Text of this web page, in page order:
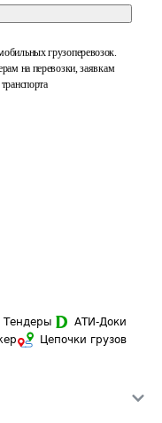
грузоперевозок.
на перевозки, заявкам
Тендеры
АТИ-Доки
Цепочки грузов